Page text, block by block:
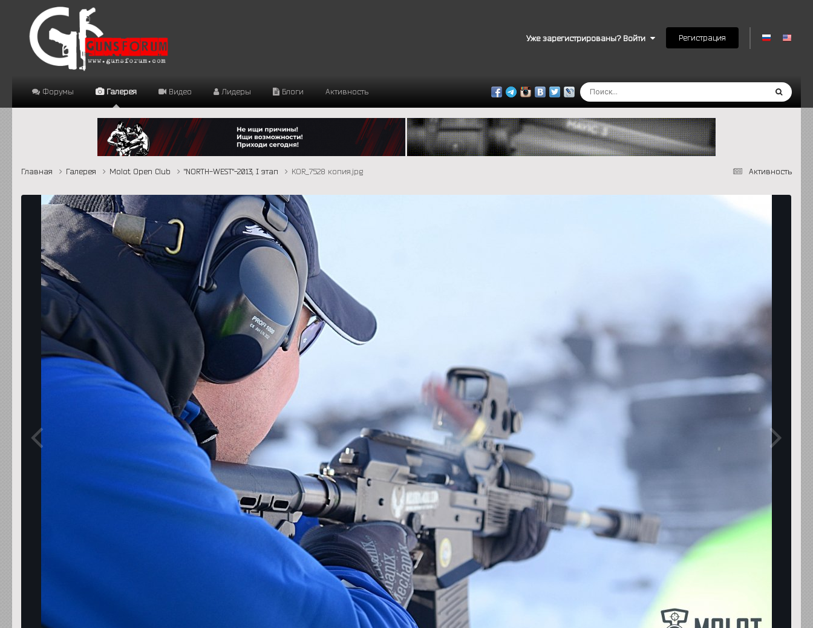
Уже зарегистрированы? Войти Регистрация
Форумы Галерея Видео Лидеры Блоги Активность
Активность
Главная Галерея Molot Open Club "NORTH-WEST"-2013, I этап KOR_7528 копия.jpg